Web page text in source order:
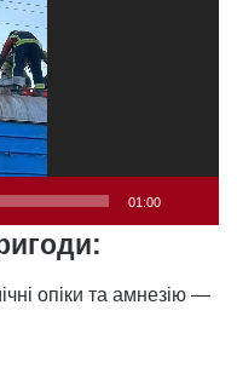
01:00
опіки та амнезію —